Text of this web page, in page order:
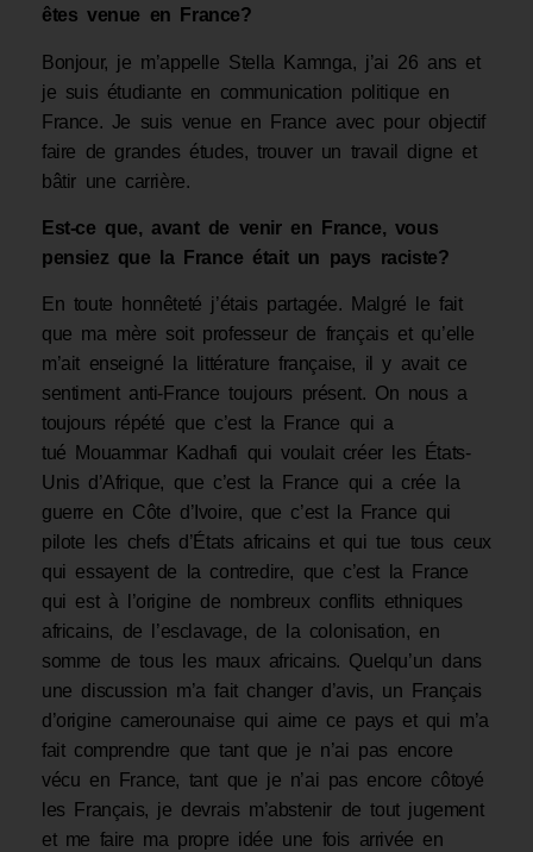
êtes venue en France?
Bonjour, je m’appelle Stella Kamnga, j’ai 26 ans et
je suis étudiante en communication politique en
France. Je suis venue en France avec pour objectif
faire de grandes études, trouver un travail digne et
bâtir une carrière.
Est-ce que, avant de venir en France, vous
pensiez que la France était un pays raciste?
En toute honnêteté j’étais partagée. Malgré le fait
que ma mère soit professeur de français et qu’elle
m’ait enseigné la littérature française, il y avait ce
sentiment anti-France toujours présent. On nous a
toujours répété que c’est la France qui a
tué Mouammar Kadhafi qui voulait créer les États-
Unis d’Afrique, que c’est la France qui a crée la
guerre en Côte d’Ivoire, que c’est la France qui
pilote les chefs d’États africains et qui tue tous ceux
qui essayent de la contredire, que c’est la France
qui est à l’origine de nombreux conflits ethniques
africains, de l’esclavage, de la colonisation, en
somme de tous les maux africains. Quelqu’un dans
une discussion m’a fait changer d’avis, un Français
d’origine camerounaise qui aime ce pays et qui m’a
fait comprendre que tant que je n’ai pas encore
vécu en France, tant que je n’ai pas encore côtoyé
les Français, je devrais m’abstenir de tout jugement
et me faire ma propre idée une fois arrivée en